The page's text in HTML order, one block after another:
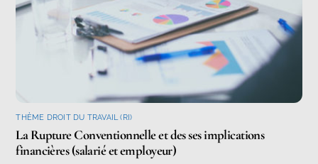
THÈME DROIT DU TRAVAIL (RI)
La Rupture Conventionnelle et des ses implications
financières (salarié et employeur)